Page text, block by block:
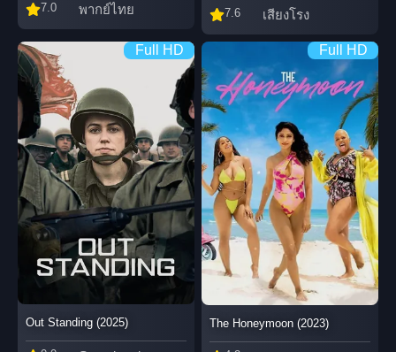
7.0 พากย์ไทย 7.6 เสียงโรง
Full HD
Out Standing (2025)
Full HD
The Honeymoon (2023)